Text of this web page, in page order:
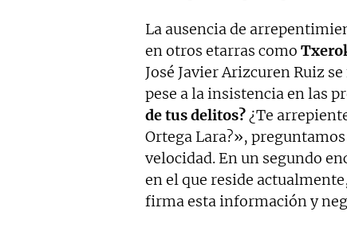
La ausencia de
en otros etarras como
José Javier Arizcuren Ruiz
pese a la insistencia en las
de tus delitos? ¿Te
Ortega Lara?», preguntamos
velocidad. En un segundo
en el que reside
firma esta información y